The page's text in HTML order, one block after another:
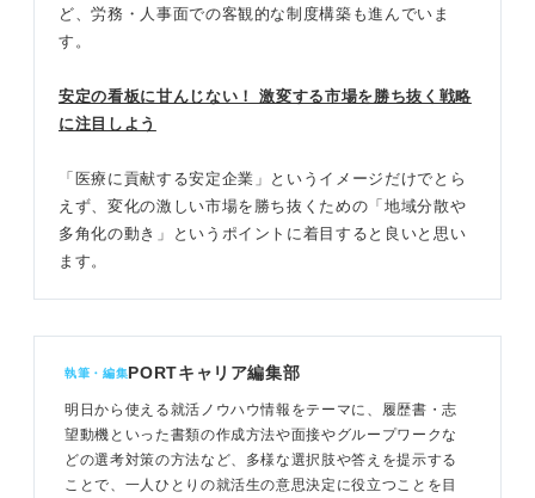
ど、労務・人事面での客観的な制度構築も進んでいま
す。
安定の看板に甘んじない！ 激変する市場を勝ち抜く戦略
に注目しよう
「医療に貢献する安定企業」というイメージだけでとら
えず、変化の激しい市場を勝ち抜くための「地域分散や
多角化の動き」というポイントに着目すると良いと思い
ます。
執筆・編集PORTキャリア編集部
明日から使える就活ノウハウ情報をテーマに、履歴書・志
望動機といった書類の作成方法や面接やグループワークな
どの選考対策の方法など、多様な選択肢や答えを提示する
ことで、一人ひとりの就活生の意思決定に役立つことを目